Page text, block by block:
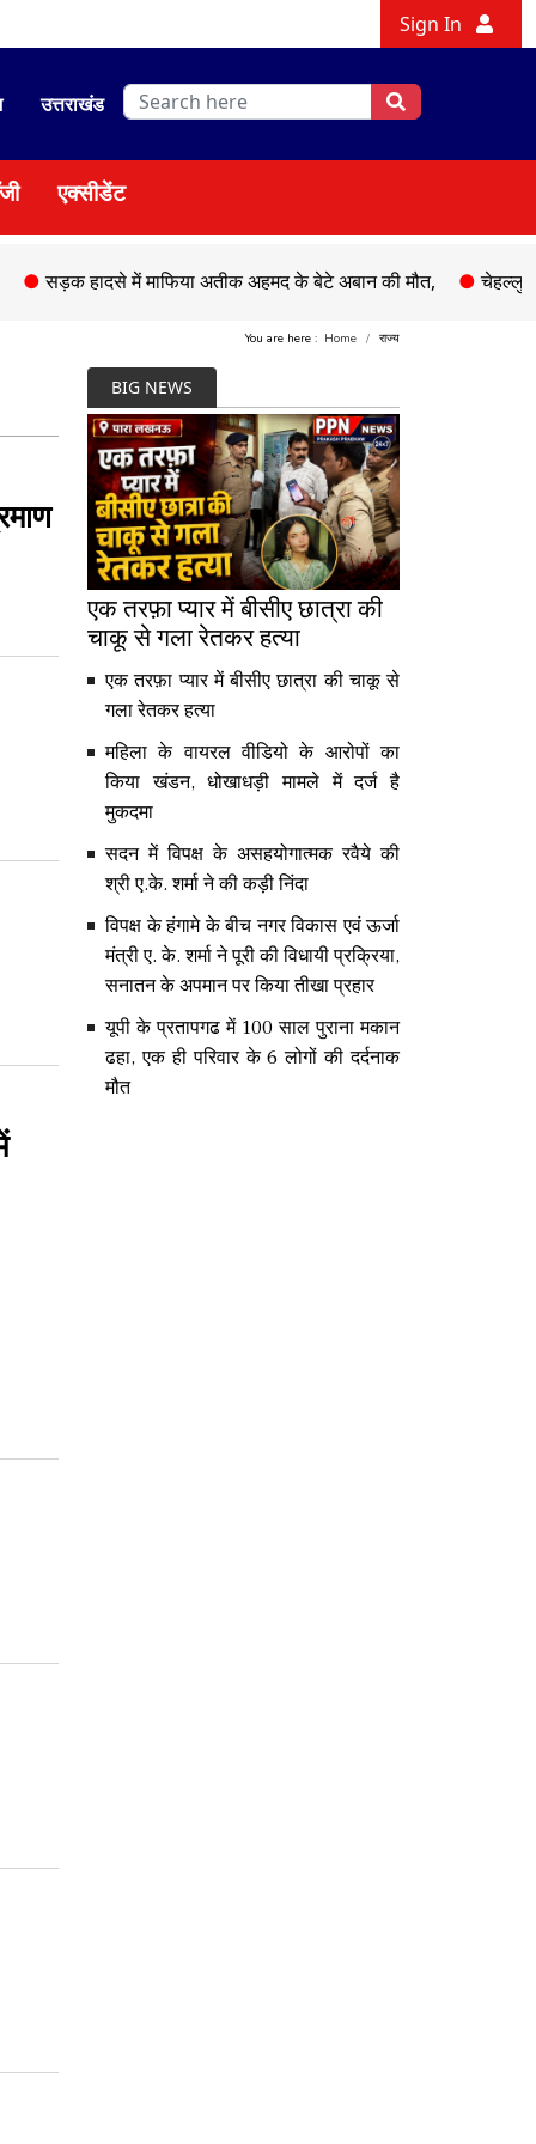
Sign In
उत्तराखंड
एक्सीडेंट
में माफिया अतीक अहमद के बेटे अबान की मौत, ● चेहल्लुम पर अकीदत
You are here : Home राज्य
BIG NEWS
एक तरफ़ा प्यार में बीसीए छात्रा की
चाकू से गला रेतकर हत्या
एक तरफ़ा प्यार में बीसीए छात्रा की चाकू से
गला रेतकर हत्या
महिला के वायरल वीडियो के आरोपों का
किया खंडन, धोखाधड़ी मामले में दर्ज है
मुकदमा
सदन में विपक्ष के असहयोगात्मक रवैये की
श्री ए.के. शर्मा ने की कड़ी निंदा
विपक्ष के हंगामे के बीच नगर विकास एवं ऊर्जा
मंत्री ए. के. शर्मा ने पूरी की विधायी प्रक्रिया,
सनातन के अपमान पर किया तीखा प्रहार
यूपी के प्रतापगढ में 100 साल पुराना मकान
ढहा, एक ही परिवार के 6 लोगों की दर्दनाक
मौत